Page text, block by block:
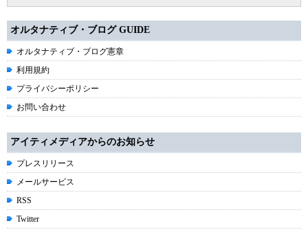
オルタナティブ・ブログ GUIDE
オルタナティブ・ブログ憲章
利用規約
プライバシーポリシー
お問い合わせ
アイティメディアからのお知らせ
プレスリリース
メールサービス
RSS
Twitter